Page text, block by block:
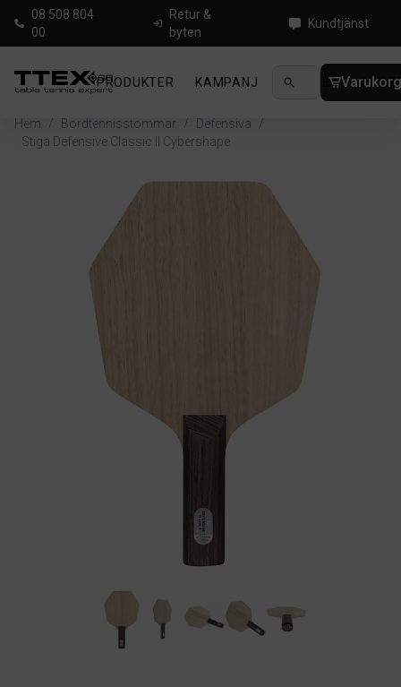
08 508 804
00
Retur &
byten
Kundtjänst
PRODUKTER KAMPANJ NYHETER
Hem / Bordtennisstommar / Defensiva
/
Stiga Defensive Classic II Cybershape